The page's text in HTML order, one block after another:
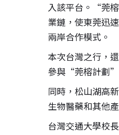
入該平台。“莞
業鏈，使東莞迅
兩岸合作模式。
本次台灣之行，
參與“莞榕計劃”
同時，松山湖高
生物醫藥和其他
台灣交通大學校